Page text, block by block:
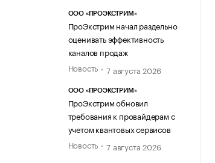
ООО «ПРОЭКСТРИМ»
ПроЭкстрим начал раздельно
оценивать эффективность
каналов продаж
Новость
7 августа 2026
ООО «ПРОЭКСТРИМ»
ПроЭкстрим обновил
требования к провайдерам с
учетом квантовых сервисов
Новость
7 августа 2026